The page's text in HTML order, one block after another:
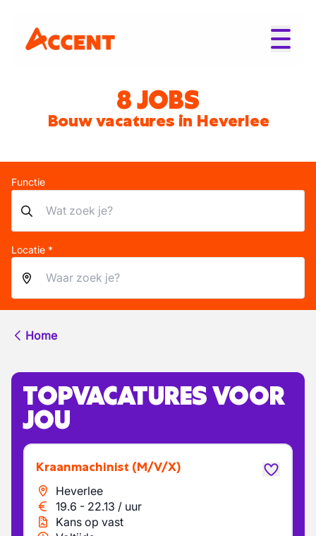
8 JOBS
Bouw vacatures in Heverlee
Functie
Locatie *
Home
TOPVACATURES VOOR
JOU
Kraanmachinist (M/V/X)
Heverlee
19.6 - 22.13 / uur
Kans op vast